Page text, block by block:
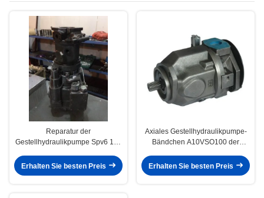
Reparatur der
Gestellhydraulikpumpe Spv6 119
Erhalten Sie besten Preis
Axiales Gestellhydraulikpumpe-
Bändchen A10VSO100 der
Erhalten Sie besten Preis